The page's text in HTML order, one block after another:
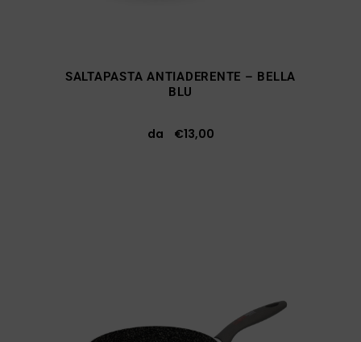
SALTAPASTA ANTIADERENTE – BELLA
BLU
da €13,00